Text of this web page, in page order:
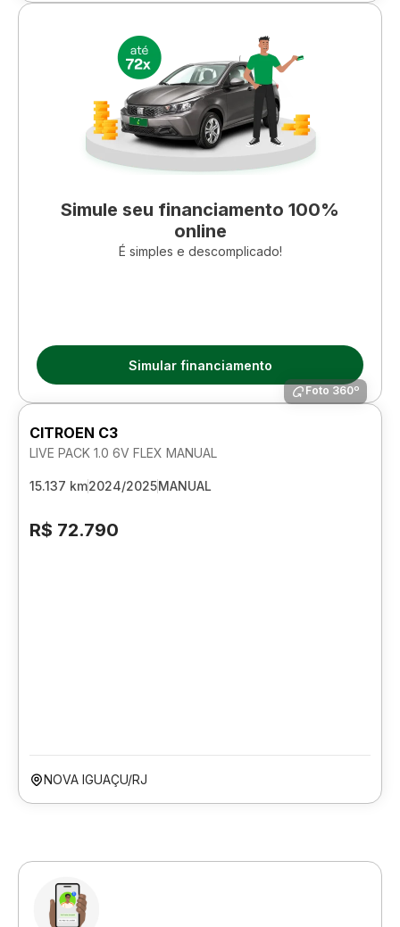
Simule seu financiamento 100%
online
É simples e descomplicado!
Simular financiamento
Foto 360º
CITROEN C3
LIVE PACK 1.0 6V FLEX MANUAL
15.137 km2024/2025MANUAL
R$ 72.790
NOVA IGUAÇU/RJ